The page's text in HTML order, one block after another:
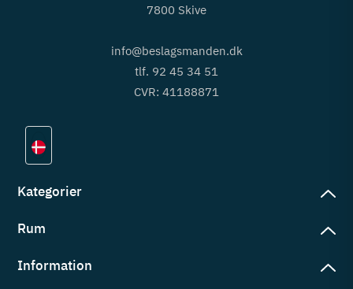
7800 Skive
info@beslagsmanden.dk
tlf. 92 45 34 51
CVR: 41188871
Kategorier
Rum
Information